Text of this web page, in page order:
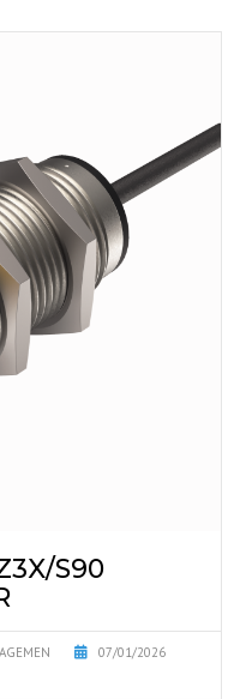
S90
07/01/2026